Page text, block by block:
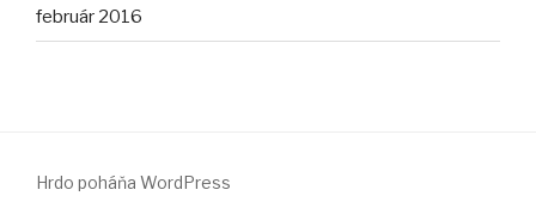
február 2016
Hrdo poháňa WordPress